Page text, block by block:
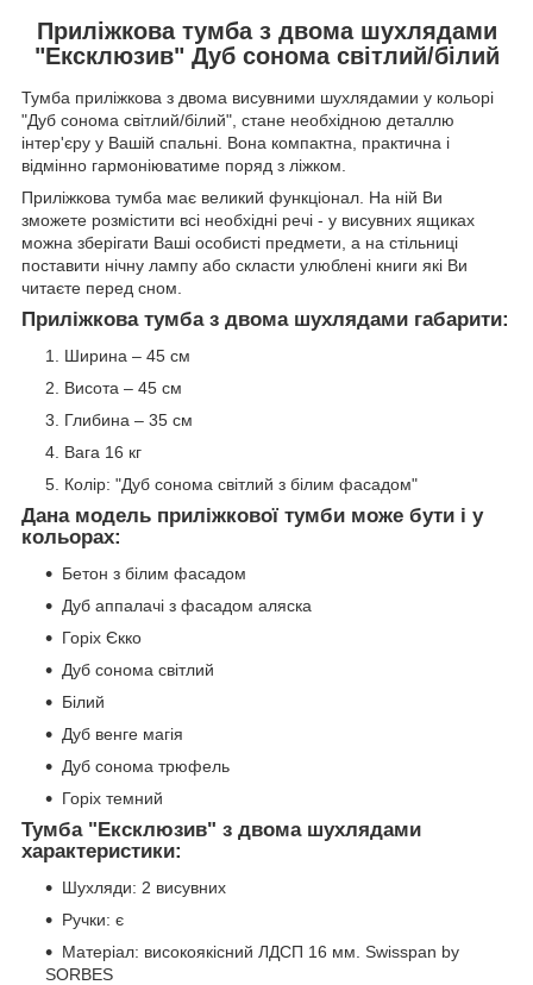
Приліжкова тумба з двома шухлядами
"Ексклюзив" Дуб сонома світлий/білий
Тумба приліжкова з двома висувними шухлядамии у кольорі
"Дуб сонома світлий/білий", стане необхідною деталлю
інтер'єру у Вашій спальні. Вона компактна, практична і
відмінно гармоніюватиме поряд з ліжком.
Приліжкова тумба має великий функціонал. На ній Ви
зможете розмістити всі необхідні речі - у висувних ящиках
можна зберігати Ваші особисті предмети, а на стільниці
поставити нічну лампу або скласти улюблені книги які Ви
читаєте перед сном.
Приліжкова тумба з двома шухлядами габарити:
Ширина – 45 см
Висота – 45 см
Глибина – 35 см
Вага 16 кг
Колір: "Дуб сонома світлий з білим фасадом"
Дана модель приліжкової тумби може бути і у
кольорах:
Бетон з білим фасадом
Дуб аппалачі з фасадом аляска
Горіх Єкко
Дуб сонома світлий
Білий
Дуб венге магія
Дуб сонома трюфель
Горіх темний
Тумба "Ексклюзив" з двома шухлядами
характеристики:
Шухляди: 2 висувних
Ручки: є
Матеріал: високоякісний ЛДСП 16 мм. Swisspan by
SORBES